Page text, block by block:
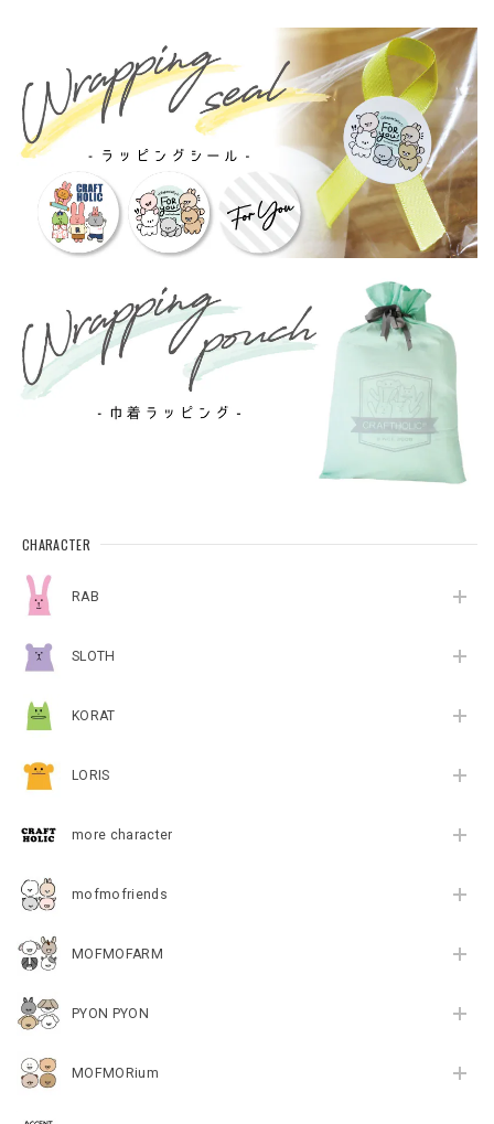
CHARACTER
RAB
SLOTH
KORAT
LORIS
more character
mofmofriends
MOFMOFARM
PYON PYON
MOFMORium